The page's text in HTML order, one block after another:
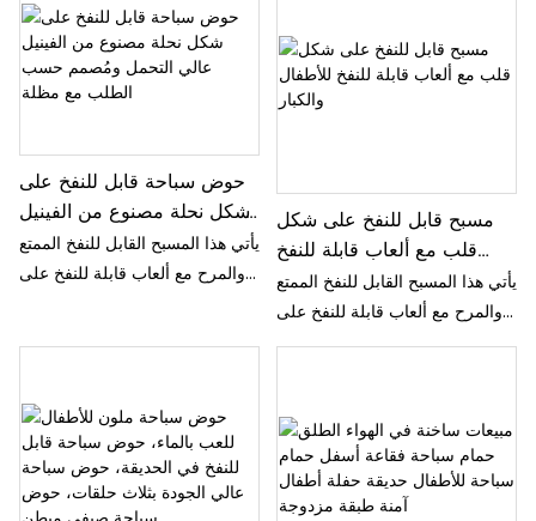
حوض سباحة قابل للنفخ على
شكل نحلة مصنوع من الفينيل
عالي التحمل ومُصمم حسب
الطلب مع مظلة
يأتي هذا المسبح القابل للنفخ الممتع
والمرح مع ألعاب قابلة للنفخ على
أيام الصيف الحارة.
مسبح قابل للنفخ على شكل
قلب مع ألعاب قابلة للنفخ
للأطفال والكبار
يأتي هذا المسبح القابل للنفخ الممتع
والمرح مع ألعاب قابلة للنفخ على
شكل قلب، مما يجعله مثاليًا
لعب مائية منعشة ومريحة خلال
أيام الصيف الحارة.